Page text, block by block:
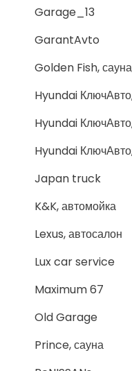
Garage_13
GarantAvto
Golden Fish,
Hyundai
Hyundai
Hyundai
Japan truck
K&K, автомойка
Lexus, автосалон
Lux car service
Maximum 67
Old Garage
Prince, сауна